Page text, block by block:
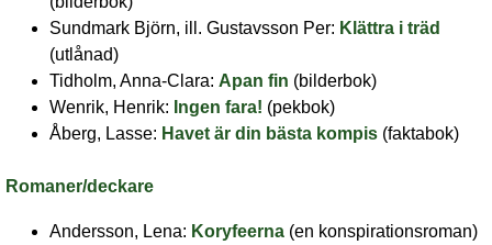
Sundmark Björn, ill. Gustavsson Per: Klättra i träd
(utlånad)
Tidholm, Anna-Clara: Apan fin (bilderbok)
Wenrik, Henrik: Ingen fara! (pekbok)
Åberg, Lasse: Havet är din bästa kompis (faktabok)
Romaner/deckare
Andersson, Lena: Koryfeerna (en konspirationsroman)